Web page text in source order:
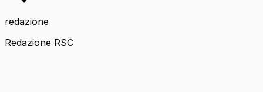
redazione
Redazione RSC